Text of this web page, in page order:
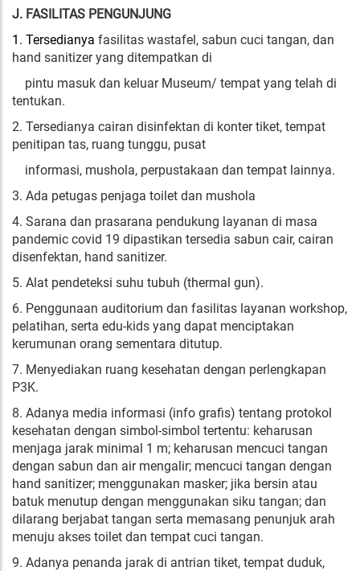
J. FASILITAS PENGUNJUNG
1. Tersedianya fasilitas wastafel, sabun cuci tangan, dan
hand sanitizer yang ditempatkan di
pintu masuk dan keluar Museum/ tempat yang telah di
tentukan.
2. Tersedianya cairan disinfektan di konter tiket, tempat
penitipan tas, ruang tunggu, pusat
informasi, mushola, perpustakaan dan tempat lainnya.
3. Ada petugas penjaga toilet dan mushola
4. Sarana dan prasarana pendukung layanan di masa
pandemic covid 19 dipastikan tersedia sabun cair, cairan
disenfektan, hand sanitizer.
5. Alat pendeteksi suhu tubuh (thermal gun).
6. Penggunaan auditorium dan fasilitas layanan workshop,
pelatihan, serta edu-kids yang dapat menciptakan
kerumunan orang sementara ditutup.
7. Menyediakan ruang kesehatan dengan perlengkapan
P3K.
8. Adanya media informasi (info grafis) tentang protokol
kesehatan dengan simbol-simbol tertentu: keharusan
menjaga jarak minimal 1 m; keharusan mencuci tangan
dengan sabun dan air mengalir; mencuci tangan dengan
hand sanitizer; menggunakan masker; jika bersin atau
batuk menutup dengan menggunakan siku tangan; dan
dilarang berjabat tangan serta memasang penunjuk arah
menuju akses toilet dan tempat cuci tangan.
9. Adanya penanda jarak di antrian tiket, tempat duduk,